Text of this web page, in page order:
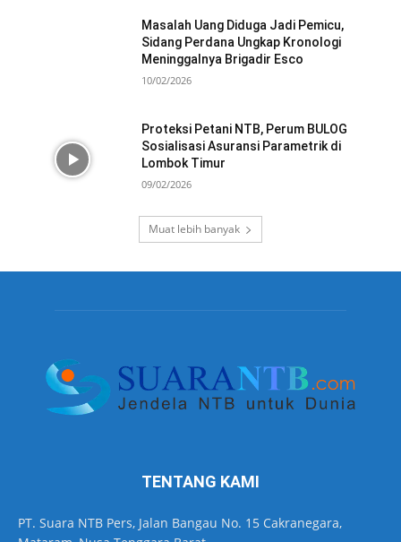
Masalah Uang Diduga Jadi Pemicu,
Sidang Perdana Ungkap Kronologi
Meninggalnya Brigadir Esco
10/02/2026
Proteksi Petani NTB, Perum BULOG
Sosialisasi Asuransi Parametrik di
Lombok Timur
09/02/2026
Muat lebih banyak
TENTANG KAMI
PT. Suara NTB Pers, Jalan Bangau No. 15 Cakranegara,